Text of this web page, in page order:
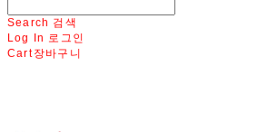
Search 검색
Log In 로그인
Cart장바구니